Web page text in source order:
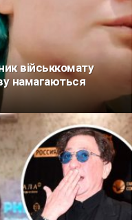
військкомату
намагаються